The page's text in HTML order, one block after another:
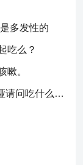
多发性的
吃么？
嗽。
你好，鼻炎犯了，鼻子不通，嗓子沙哑请问吃什么药比较好？